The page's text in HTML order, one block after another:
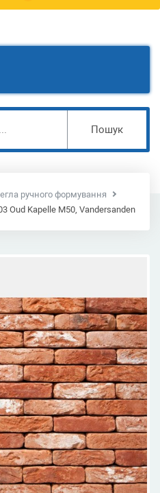
Пошук
ручного формування
Oud Kapelle M50, Vandersanden